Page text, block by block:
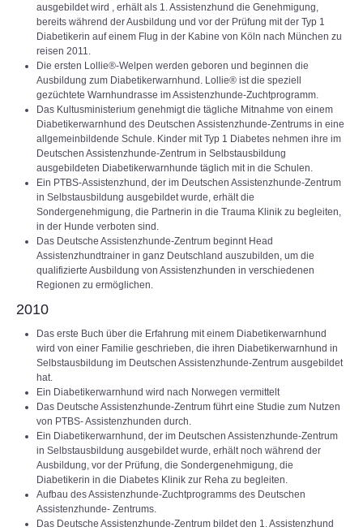
ausgebildet wird , erhält als 1. Assistenzhund die Genehmigung,
bereits während der Ausbildung und vor der Prüfung mit der Typ 1
Diabetikerin auf einem Flug in der Kabine von Köln nach München zu
reisen 2011.
Die ersten Lollie®-Welpen werden geboren und beginnen die
Ausbildung zum Diabetikerwarnhund. Lollie® ist die speziell
gezüchtete Warnhundrasse im Assistenzhunde-Zuchtprogramm.
Das Kultusministerium genehmigt die tägliche Mitnahme von einem
Diabetikerwarnhund des Deutschen Assistenzhunde-Zentrums in eine
allgemeinbildende Schule. Kinder mit Typ 1 Diabetes nehmen ihre im
Deutschen Assistenzhunde-Zentrum in Selbstausbildung
ausgebildeten Diabetikerwarnhunde täglich mit in die Schulen.
Ein PTBS-Assistenzhund, der im Deutschen Assistenzhunde-Zentrum
in Selbstausbildung ausgebildet wurde, erhält die
Sondergenehmigung, die Partnerin in die Trauma Klinik zu begleiten,
in der Hunde verboten sind.
Das Deutsche Assistenzhunde-Zentrum beginnt Head
Assistenzhundtrainer in ganz Deutschland auszubilden, um die
qualifizierte Ausbildung von Assistenzhunden in verschiedenen
Regionen zu ermöglichen.
2010
Das erste Buch über die Erfahrung mit einem Diabetikerwarnhund
wird von einer Familie geschrieben, die ihren Diabetikerwarnhund in
Selbstausbildung im Deutschen Assistenzhunde-Zentrum ausgebildet
hat.
Ein Diabetikerwarnhund wird nach Norwegen vermittelt
Das Deutsche Assistenzhunde-Zentrum führt eine Studie zum Nutzen
von PTBS- Assistenzhunden durch.
Ein Diabetikerwarnhund, der im Deutschen Assistenzhunde-Zentrum
in Selbstausbildung ausgebildet wurde, erhält noch während der
Ausbildung, vor der Prüfung, die Sondergenehmigung, die
Diabetikerin in die Diabetes Klinik zur Reha zu begleiten.
Aufbau des Assistenzhunde-Zuchtprogramms des Deutschen
Assistenzhunde- Zentrums.
Das Deutsche Assistenzhunde-Zentrum bildet den 1. Assistenzhund